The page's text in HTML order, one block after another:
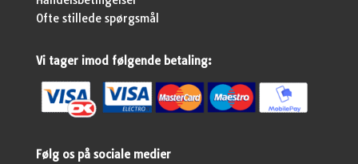
Ofte stillede spørgsmål
Vi tager imod følgende betaling:
Følg os på sociale medier